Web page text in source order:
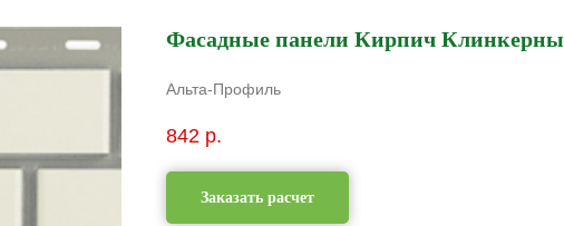
Фасадные панели Кирпич
Альта-Профиль
842 р.
Заказать расчет